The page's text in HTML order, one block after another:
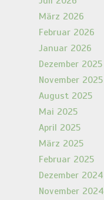
März 2026
Februar 2026
Januar 2026
Dezember 2025
November 2025
August 2025
Mai 2025
April 2025
März 2025
Februar 2025
Dezember 2024
November 2024